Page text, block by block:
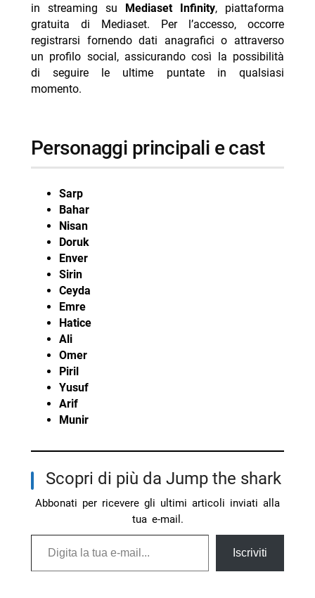
in streaming su
Mediaset Infinity, piattaforma
gratuita di Mediaset. Per l’accesso, occorre
registrarsi fornendo dati anagrafici o attraverso
un profilo social, assicurando così la possibilità
di seguire le ultime puntate in qualsiasi
momento.
personaggi principali e cast
Sarp
Bahar
Nisan
Doruk
Enver
Sirin
Ceyda
Emre
Hatice
Ali
Omer
Piril
Yusuf
Arif
Munir
Scopri di più da Jump the shark
Abbonati per ricevere gli ultimi articoli inviati alla
tua e-mail.
Digita la tua e-mail...
Iscriviti